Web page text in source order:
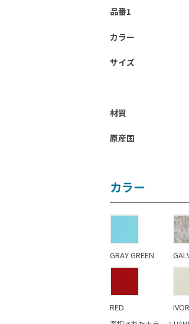
品番1
カラー
サイズ
材質
原産国
カラー
GRAY GREEN
RED